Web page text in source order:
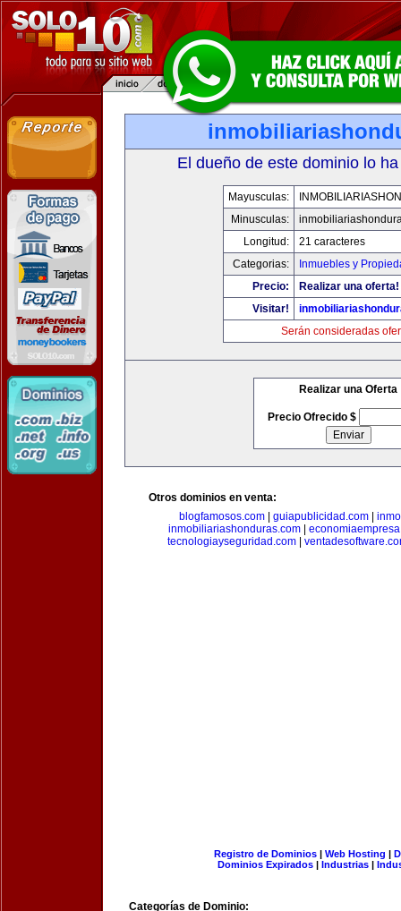
El dueño de este dominio lo
Mayusculas:
Minusculas:
Longitud:
21 caracteres
Categorias:
Inmuebles y
Precio:
Realizar una oferta!
Visitar!
Serán consideradas
Realizar una Oferta
Precio Ofrecido $
Otros dominios en venta:
blogfamosos.com
guiapublicidad.com
inmobiliariashonduras.com
tecnologiayseguridad.com|
Registro de Dominios| Web Hosting |
Dominios Expirados | Industrias |
Categorías de Dominio: